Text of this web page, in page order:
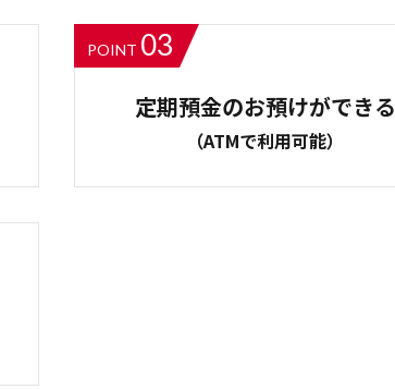
POINT 03
定期預金のお預けができる
（ATMで利用可能）